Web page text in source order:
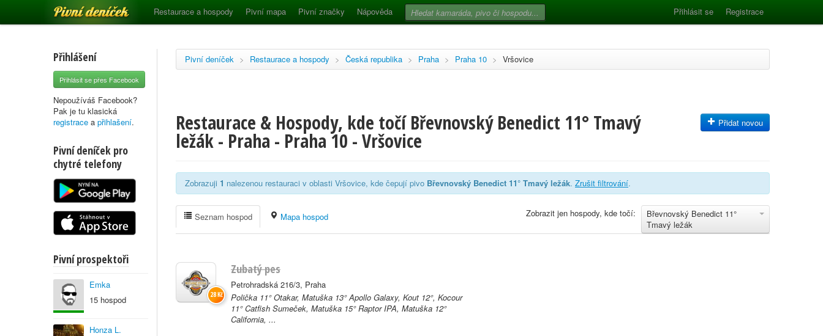
Pivní deníček Restaurace a hospody Pivní mapa Pivní značky Nápověda Přihlásit se Registrace
Přihlášení
Přihlásit se přes Facebook
Nepoužíváš Facebook?
Pak je tu klasická
registrace a přihlašení.
Pivní deníček pro
chytré telefony
Pivní prospektoři
Emka
15 hospod
Honza L.
Pivní deníček > Restaurace a hospody > Česká republika > Praha > Praha 10 > Vršovice
Restaurace & Hospody, kde točí Břevnovský Benedict 11° Tmavý
ležák - Praha - Praha 10 - Vršovice
Přidat novou
Zobrazuji 1 nalezenou restauraci v oblasti Vršovice, kde čepují pivo Břevnovský Benedict 11° Tmavý ležák. Zrušit filtrování.
Břevnovský Benedict 11°
Tmavý ležák
Zobrazit jen hospody, kde točí:
Seznam hospod Mapa hospod
Zubatý pes
Petrohradská 216/3, Praha
Polička 11° Otakar, Matuška 13° Apollo Galaxy, Kout 12°, Kocour
11° Catfish Sumeček, Matuška 15° Raptor IPA, Matuška 12°
California, ...
28 Kč